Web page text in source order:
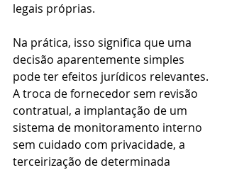
legais próprias.
Na prática, isso significa que uma
decisão aparentemente simples
pode ter efeitos jurídicos relevantes.
A troca de fornecedor sem revisão
contratual, a implantação de um
sistema de monitoramento interno
sem cuidado com privacidade, a
terceirização de determinada